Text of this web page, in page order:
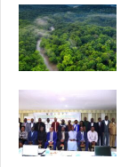
p
a
c
Y
a
o